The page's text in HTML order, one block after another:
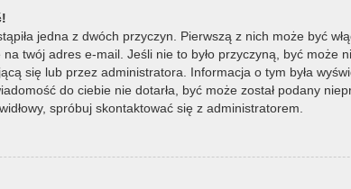
jedna z dwóch przyczyn. Pierwszą z nich może być
twój adres e-mail. Jeśli nie to było przyczyną, być może
się lub przez administratora. Informacja o tym była
do ciebie nie dotarła, być może został podany
spróbuj skontaktować się z administratorem.